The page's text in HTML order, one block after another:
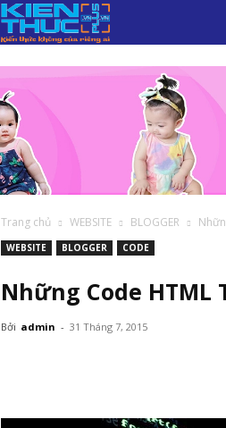
KIẾN
THỨC
PLUS.VN
Trang chủ WEBSITE BLOGGER
WEBSITE BLOGGER CODE
Những Code HTML
Bởi admin - 31 Tháng 7, 2015